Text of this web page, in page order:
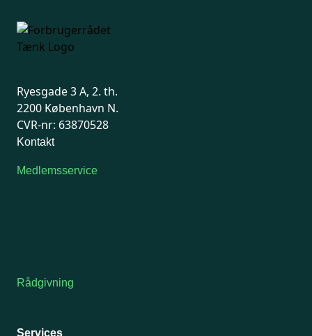
Ryesgade 3 A, 2. th.
2200 København N.
CVR-nr: 63870528
Kontakt
Medlemsservice
Rådgivning
Services